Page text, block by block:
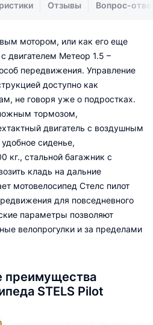
Отзывы Вопрос-
мотором, или как его еще
двигателем Метеор 1.5 –
передвижения. Управление
доступно как
не говоря уже о подростках.
тормозом,
двигатель с воздушным
сиденье,
кг., стальной багажник с
кладь на дальние
мотовелосипед Стелс пилот
для повседневного
параметры позволяют
велопрогулки и за пределами
преимущества
STELS Pilot